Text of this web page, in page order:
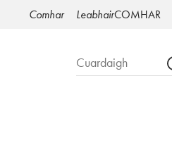
Comhar LeabhairCOMHAR